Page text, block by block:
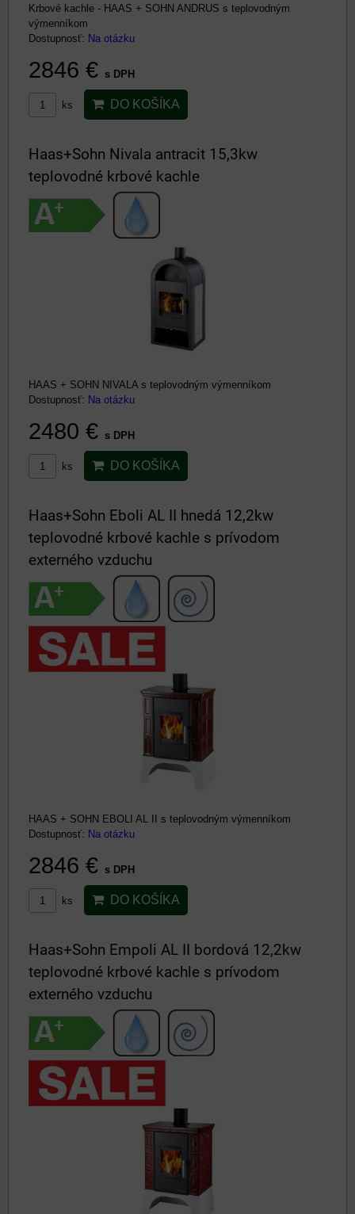
Krbové kachle - HAAS + SOHN ANDRUS s teplovodným
výmenníkom
Dostupnosť: Na otázku
2846 € s DPH
ks DO KOŠÍKA
Haas+Sohn Nivala antracit 15,3kw
teplovodné krbové kachle
HAAS + SOHN NIVALA s teplovodným výmenníkom
Dostupnosť: Na otázku
2480 € s DPH
ks DO KOŠÍKA
Haas+Sohn Eboli AL II hnedá 12,2kw
teplovodné krbové kachle s prívodom
externého vzduchu
HAAS + SOHN EBOLI AL II s teplovodným výmenníkom
Dostupnosť: Na otázku
2846 € s DPH
ks DO KOŠÍKA
Haas+Sohn Empoli AL II bordová 12,2kw
teplovodné krbové kachle s prívodom
externého vzduchu